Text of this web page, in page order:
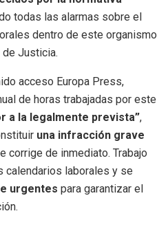
todas las alarmas sobre el
dentro de este organismo
Justicia.
acceso Europa Press,
de horas trabajadas por este
a la legalmente prevista”,
una infracción grave
corrige de inmediato. Trabajo
calendarios laborales y se
urgentes para garantizar el